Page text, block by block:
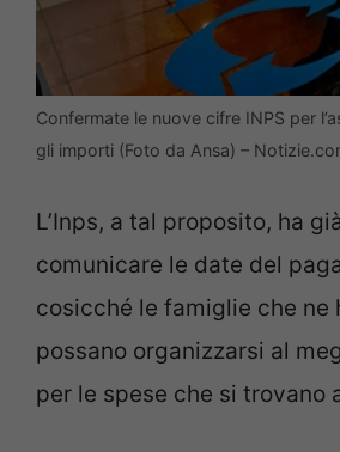
Confermate le nuove cifre INPS per
gli importi (Foto da Ansa) –
L’Inps, a tal proposito, ha
comunicare le date del
cosicché le famiglie che ne
possano organizzarsi al
per le spese che si trovano